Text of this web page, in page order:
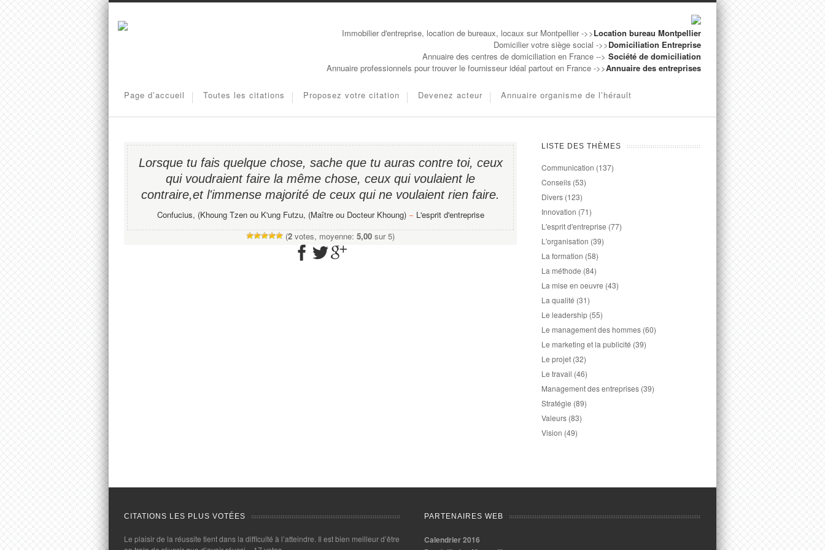
Immobilier d'entreprise, location de bureaux, locaux sur Montpellier ->>Location bureau Montpellier
Domicilier votre siège social ->>Domiciliation Entreprise
Annuaire des centres de domiciliation en France --> Société de domiciliation
Annuaire professionnels pour trouver le fournisseur idéal partout en France ->>Annuaire des entreprises
Page d’accueil Toutes les citations Proposez votre citation Devenez acteur Annuaire organisme de l’hérault
Lorsque tu fais quelque chose, sache que tu auras contre toi, ceux
qui voudraient faire la même chose, ceux qui voulaient le
contraire,et l'immense majorité de ceux qui ne voulaient rien faire.
Confucius, (Khoung Tzen ou K'ung Futzu, (Maître ou Docteur Khoung)− L'esprit d'entreprise
(2 votes, moyenne: 5,00 sur 5)
LISTE DES THÈMES
Communication (137)
Conseils (53)
Divers (123)
Innovation (71)
L'esprit d'entreprise (77)
L'organisation (39)
La formation (58)
La méthode (84)
La mise en oeuvre (43)
La qualité (31)
Le leadership (55)
Le management des hommes (60)
Le marketing et la publicité (39)
Le projet (32)
Le travail (46)
Management des entreprises (39)
Stratégie (89)
Valeurs (83)
Vision (49)
CITATIONS LES PLUS VOTÉES
Le plaisir de la réussite tient dans la difficulté à l’atteindre. Il est bien meilleur d’être
PARTENAIRES WEB
Calendrier 2016